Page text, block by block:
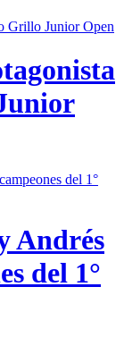
Andrés
del 1°